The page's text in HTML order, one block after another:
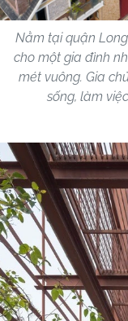
Nằm tại quận
cho một gia đình
mét vuông. Gia
sống, làm